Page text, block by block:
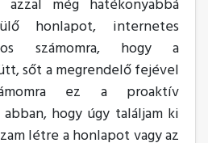
azzal még hatékonyabbá
honlapot, internetes
számomra, hogy a
sőt a megrendelő fejével
ez a proaktív
hogy úgy találjam ki
létre a honlapot vagy az